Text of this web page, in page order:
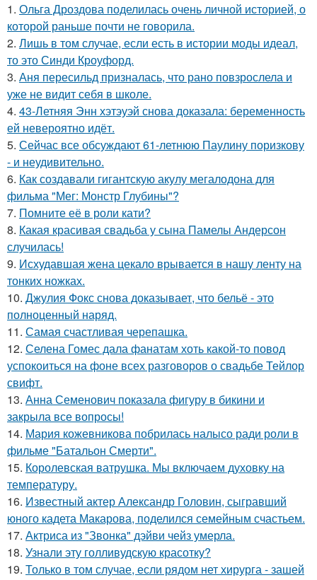
1. Ольга Дроздова поделилась очень личной историей, о
которой раньше почти не говорила.
2. Лишь в том случае, если есть в истории моды идеал,
то это Синди Кроуфорд.
3. Аня пересильд призналась, что рано повзрослела и
уже не видит себя в школе.
4. 43-Летняя Энн хэтэуэй снова доказала: беременность
ей невероятно идёт.
5. Сейчас все обсуждают 61-летнюю Паулину поризкову
- и неудивительно.
6. Как создавали гигантскую акулу мегалодона для
фильма "Мег: Монстр Глубины"?
7. Помните её в роли кати?
8. Какая красивая свадьба у сына Памелы Андерсон
случилась!
9. Исхудавшая жена цекало врывается в нашу ленту на
тонких ножках.
10. Джулия Фокс снова доказывает, что бельё - это
полноценный наряд.
11. Самая счастливая черепашка.
12. Селена Гомес дала фанатам хоть какой-то повод
успокоиться на фоне всех разговоров о свадьбе Тейлор
свифт.
13. Анна Семенович показала фигуру в бикини и
закрыла все вопросы!
14. Мария кожевникова побрилась налысо ради роли в
фильме "Батальон Смерти".
15. Королевская ватрушка. Мы включаем духовку на
температуру.
16. Известный актер Александр Головин, сыгравший
юного кадета Макарова, поделился семейным счастьем.
17. Актриса из "Звонка" дэйви чейз умерла.
18. Узнали эту голливудскую красотку?
19. Только в том случае, если рядом нет хирурга - зашей